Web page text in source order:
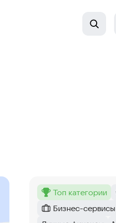
Метка:
топ категории
Категория:
Бизнес-сервисы